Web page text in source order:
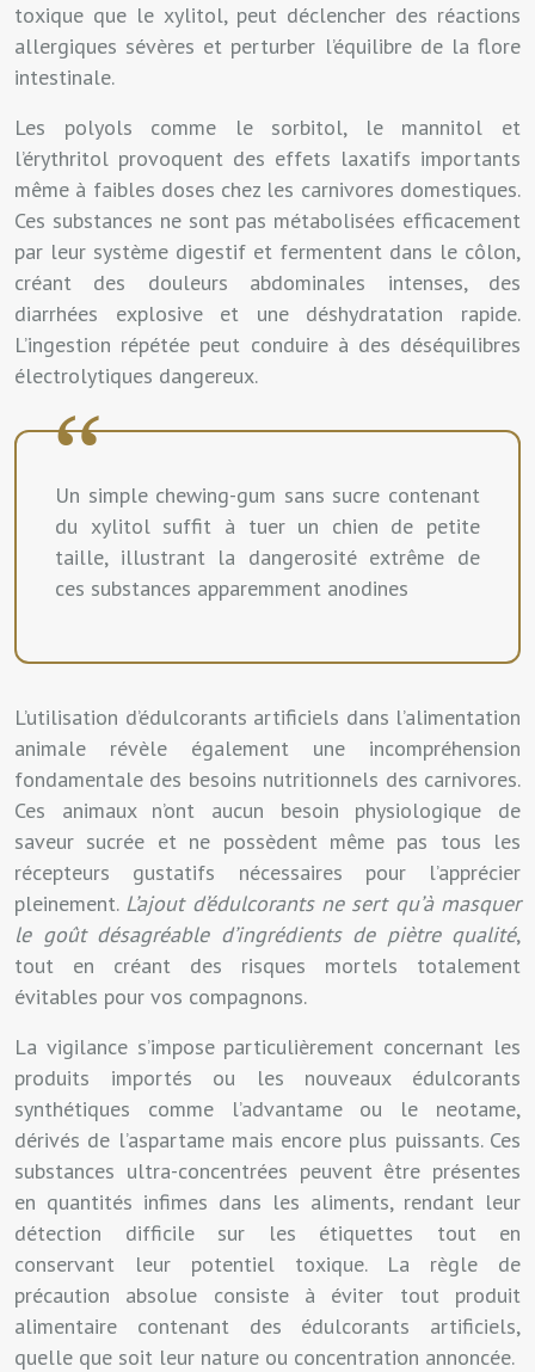
toxique que le xylitol, peut déclencher des réactions
allergiques sévères et perturber l’équilibre de la flore
intestinale.
Les polyols comme le sorbitol, le mannitol et
l’érythritol provoquent des effets laxatifs importants
même à faibles doses chez les carnivores domestiques.
Ces substances ne sont pas métabolisées efficacement
par leur système digestif et fermentent dans le côlon,
créant des douleurs abdominales intenses, des
diarrhées explosive et une déshydratation rapide.
L’ingestion répétée peut conduire à des déséquilibres
électrolytiques dangereux.
Un simple chewing-gum sans sucre contenant
du xylitol suffit à tuer un chien de petite
taille, illustrant la dangerosité extrême de
ces substances apparemment anodines
L’utilisation d’édulcorants artificiels dans l’alimentation
animale révèle également une incompréhension
fondamentale des besoins nutritionnels des carnivores.
Ces animaux n’ont aucun besoin physiologique de
saveur sucrée et ne possèdent même pas tous les
récepteurs gustatifs nécessaires pour l’apprécier
pleinement. L’ajout d’édulcorants ne sert qu’à masquer
le goût désagréable d’ingrédients de piètre qualité,
tout en créant des risques mortels totalement
évitables pour vos compagnons.
La vigilance s’impose particulièrement concernant les
produits importés ou les nouveaux édulcorants
synthétiques comme l’advantame ou le neotame,
dérivés de l’aspartame mais encore plus puissants. Ces
substances ultra-concentrées peuvent être présentes
en quantités infimes dans les aliments, rendant leur
détection difficile sur les étiquettes tout en
conservant leur potentiel toxique. La règle de
précaution absolue consiste à éviter tout produit
alimentaire contenant des édulcorants artificiels,
quelle que soit leur nature ou concentration annoncée.